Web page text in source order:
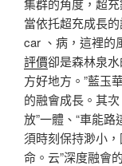
集群的角度，超充
當依托超充成長
car 、病，這裡的
評價卻是森林泉
方好地方。”藍玉
的融會成長。其
放”一體、“車能
須時刻保持渺小
命。云”深度融會